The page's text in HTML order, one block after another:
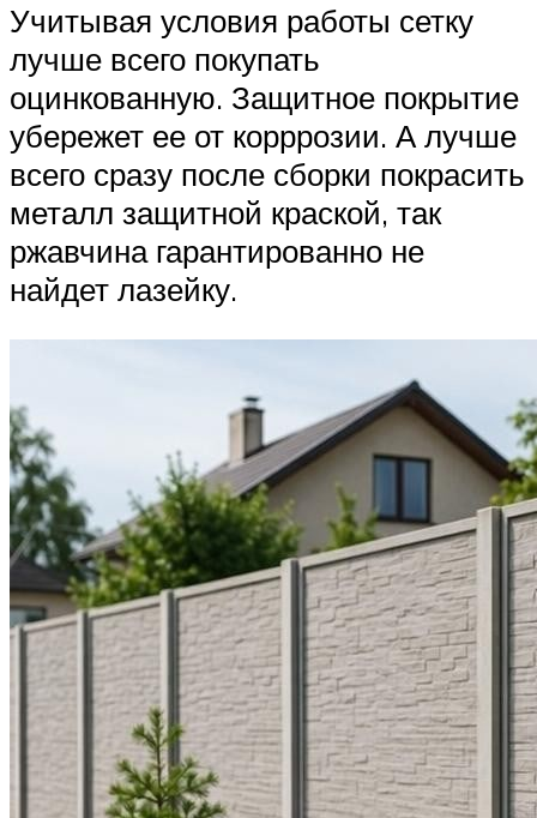
Учитывая условия работы сетку
лучше всего покупать
оцинкованную. Защитное покрытие
убережет ее от корррозии. А лучше
всего сразу после сборки покрасить
металл защитной краской, так
ржавчина гарантированно не
найдет лазейку.